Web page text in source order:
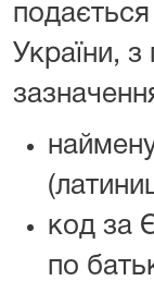
подається
України,
код за
по